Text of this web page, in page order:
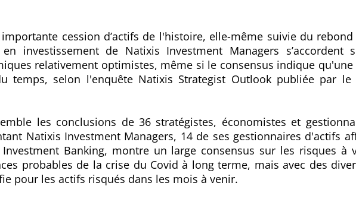
cession d’actifs de l'histoire, elle-même suivie du
investissement de Natixis Investment Managers s’accordent
relativement optimistes, même si le consensus indique qu'une
temps, selon l'enquête Natixis Strategist Outlook publiée par le
les conclusions de 36 stratégistes, économistes et
Natixis Investment Managers, 14 de ses gestionnaires d'actifs
Banking, montre un large consensus sur les risques à
probables de la crise du Covid à long terme, mais avec des
pour les actifs risqués dans les mois à venir.